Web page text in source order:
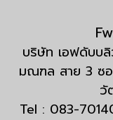
บริษัท เอฟดับบ
มณฑล สาย 3 ซ
วั
Tel : 083-